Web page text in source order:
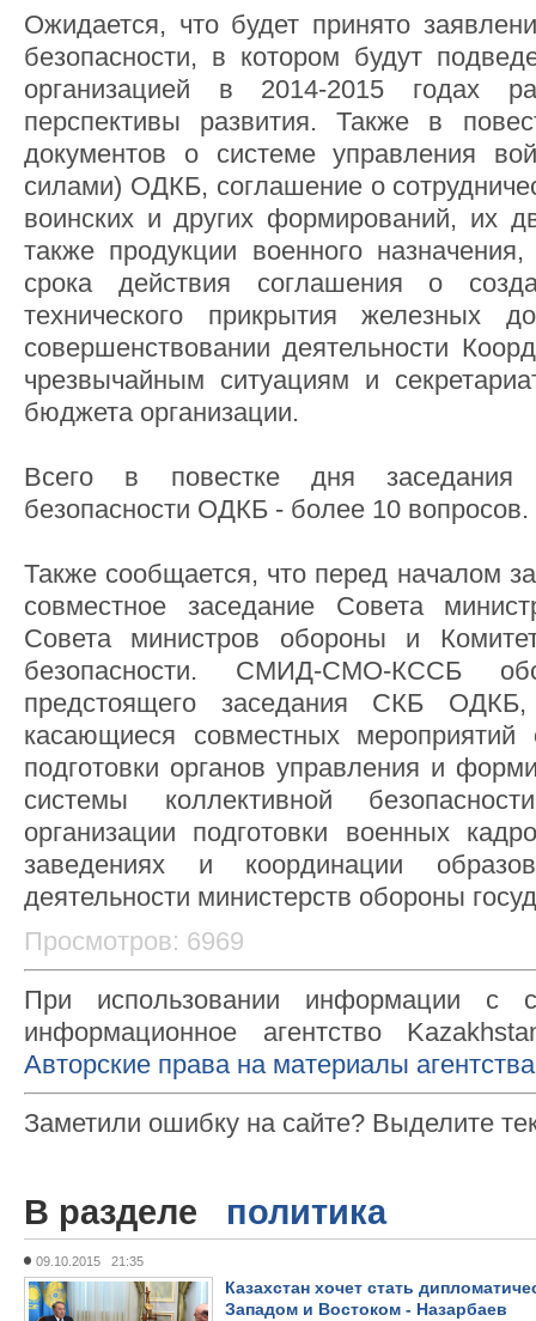
Ожидается, что будет принято
безопасности, в котором будут
организацией в 2014-2015 годах
перспективы развития. Также в
документов о системе управления
силами) ОДКБ, соглашение о
воинских и других формирований, их
также продукции военного
срока действия соглашения о
технического прикрытия железных
совершенствовании деятельности
чрезвычайным ситуациям и
бюджета организации.
Всего в повестке дня заседания
безопасности ОДКБ - более 10 вопросов.
Также сообщается, что перед началом
совместное заседание Совета
Совета министров обороны и
безопасности. СМИД-СМО-КССБ
предстоящего заседания СКБ
касающиеся совместных мероприятий
подготовки органов управления и
системы коллективной
организации подготовки военных
заведениях и координации
деятельности министерств обороны
Просмотров: 6969
При использовании информации с
информационное агентство
Авторские права на материалы
Заметили ошибку на сайте? Выделите
В разделе политика
09.10.2015 21:35
Казахстан хочет стать
Западом и Востоком - Назарбаев